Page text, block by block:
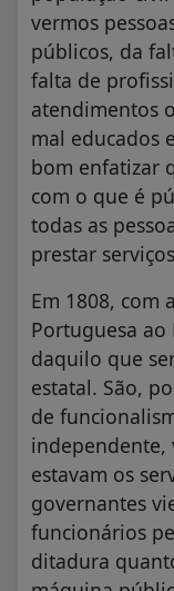
vermos
públicos, da
falta de
atendimentos
mal educados
bom enfatizar
com o que é
todas as
prestar
Em 1808, com
Portuguesa
daquilo que
estatal. São,
de
independente,
estavam os
governantes
funcionários
ditadura